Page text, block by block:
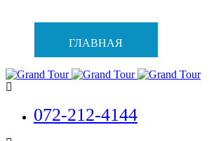
ГЛАВНАЯ
072-212-4144